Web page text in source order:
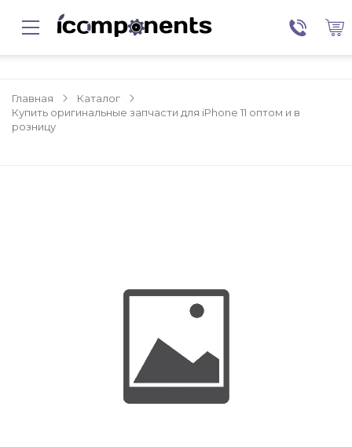
Главная
Каталог
Купить оригинальные запчасти для iPhone 11 оптом и в
розницу